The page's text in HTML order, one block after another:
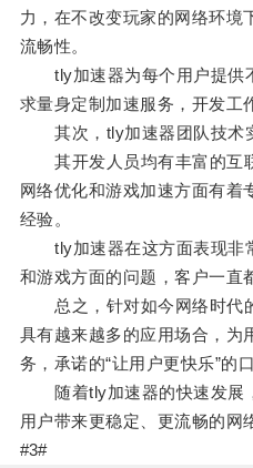
力，在不改变玩家的网络环境
流畅性。
tly加速器为每个用户提供
求量身定制加速服务，开发工
其次，tly加速器团队技术
其开发人员均有丰富的互
网络优化和游戏加速方面有着
经验。
tly加速器在这方面表现非
和游戏方面的问题，客户一直
总之，针对如今网络时代
具有越来越多的应用场合，为
务，承诺的“让用户更快乐”的
随着tly加速器的快速发展
用户带来更稳定、更流畅的网
#3#